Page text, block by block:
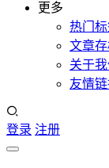
更多
热门
文章
关于我
友情
登录 注册